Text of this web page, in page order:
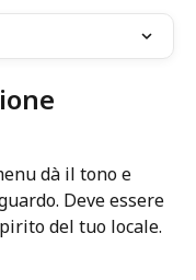
dà il tono e
Deve essere
del tuo locale.